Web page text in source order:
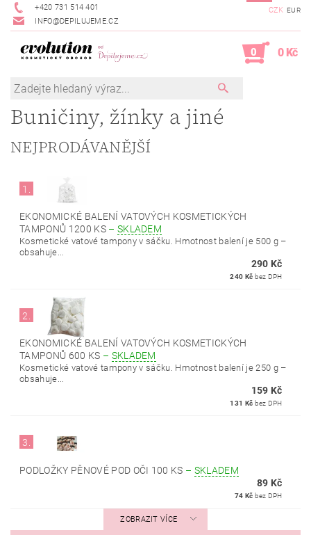
+420 731 514 401
INFO@DEPILUJEME.CZ
CZK EUR
0 0 Kč
Buničiny, žínky a jiné
NEJPRODÁVANĚJŠÍ
1.
EKONOMICKÉ BALENÍ VATOVÝCH KOSMETICKÝCH
TAMPONŮ 1200 KS – SKLADEM
Kosmetické vatové tampony v sáčku. Hmotnost balení je 500 g –
obsahuje...
290 Kč
240 Kč bez DPH
2.
EKONOMICKÉ BALENÍ VATOVÝCH KOSMETICKÝCH
TAMPONŮ 600 KS – SKLADEM
Kosmetické vatové tampony v sáčku. Hmotnost balení je 250 g –
obsahuje...
159 Kč
131 Kč bez DPH
3.
PODLOŽKY PĚNOVÉ POD OČI 100 KS – SKLADEM
89 Kč
74 Kč bez DPH
ZOBRAZIT VÍCE